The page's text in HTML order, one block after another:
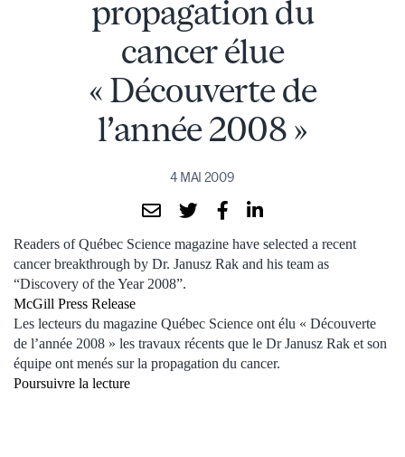
propagation du
cancer élue
« Découverte de
l’année 2008 »
4 MAI 2009
Readers of Québec Science magazine have selected a recent
cancer breakthrough by Dr. Janusz Rak and his team as
“Discovery of the Year 2008”.
McGill Press Release
Les lecteurs du magazine Québec Science ont élu « Découverte
de l’année 2008 » les travaux récents que le Dr Janusz Rak et son
équipe ont menés sur la propagation du cancer.
Poursuivre la lecture